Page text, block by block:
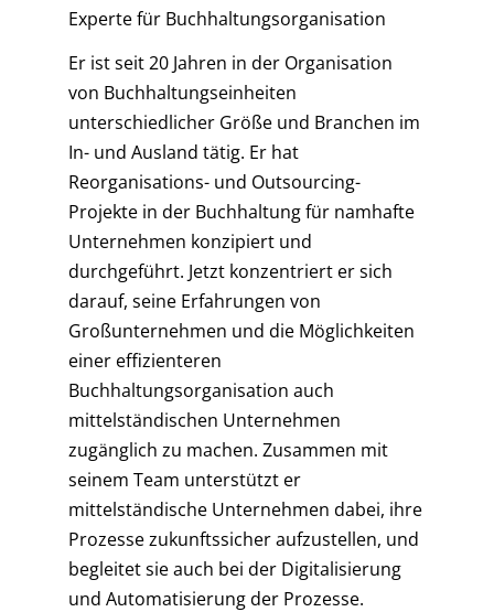
Experte für Buchhaltungsorganisation
Er ist seit 20 Jahren in der Organisation
von Buchhaltungseinheiten
unterschiedlicher Größe und Branchen im
In- und Ausland tätig. Er hat
Reorganisations- und Outsourcing-
Projekte in der Buchhaltung für namhafte
Unternehmen konzipiert und
durchgeführt. Jetzt konzentriert er sich
darauf, seine Erfahrungen von
Großunternehmen und die Möglichkeiten
einer effizienteren
Buchhaltungsorganisation auch
mittelständischen Unternehmen
zugänglich zu machen. Zusammen mit
seinem Team unterstützt er
mittelständische Unternehmen dabei, ihre
Prozesse zukunftssicher aufzustellen, und
begleitet sie auch bei der Digitalisierung
und Automatisierung der Prozesse.